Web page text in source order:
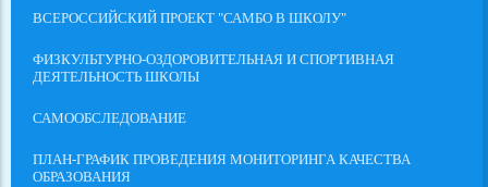
ВСЕРОССИЙСКИЙ ПРОЕКТ "САМБО В ШКОЛУ"
ФИЗКУЛЬТУРНО-ОЗДОРОВИТЕЛЬНАЯ И СПОРТИВНАЯ
ДЕЯТЕЛЬНОСТЬ ШКОЛЫ
САМООБСЛЕДОВАНИЕ
ПЛАН-ГРАФИК ПРОВЕДЕНИЯ МОНИТОРИНГА КАЧЕСТВА
ОБРАЗОВАНИЯ